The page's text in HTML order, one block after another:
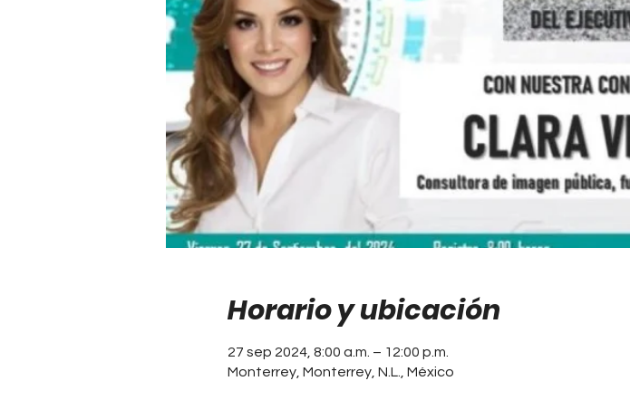
Horario y ubicación
27 sep 2024, 8:00 a.m. – 12:00 p.m.
Monterrey, Monterrey, N.L., México